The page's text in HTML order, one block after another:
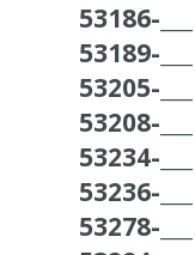
53186-___
53189-___
53205-___
53208-___
53234-___
53236-___
53278-___